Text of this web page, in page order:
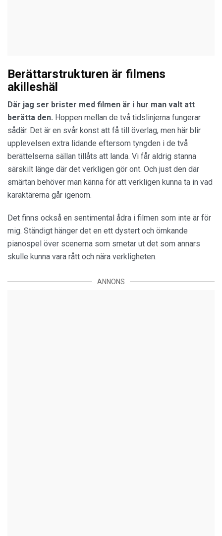
Berättarstrukturen är filmens
akilleshäl
Där jag ser brister med filmen är i hur man valt att
berätta den. Hoppen mellan de två tidslinjerna fungerar
sådär. Det är en svår konst att få till överlag, men här blir
upplevelsen extra lidande eftersom tyngden i de två
berättelserna sällan tillåts att landa. Vi får aldrig stanna
särskilt länge där det verkligen gör ont. Och just den där
smärtan behöver man känna för att verkligen kunna ta in vad
karaktärerna går igenom.
Det finns också en sentimental ådra i filmen som inte är för
mig. Ständigt hänger det en ett dystert och ömkande
pianospel över scenerna som smetar ut det som annars
skulle kunna vara rått och nära verkligheten.
ANNONS